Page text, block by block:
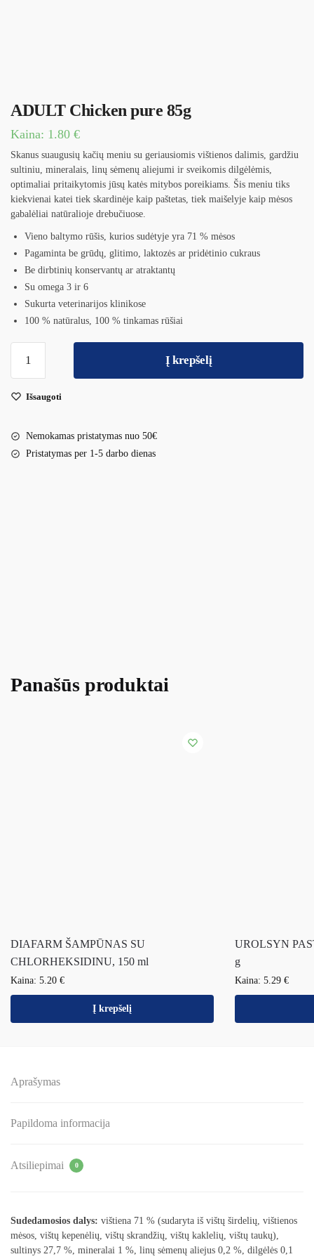
ADULT Chicken pure 85g
Kaina: 1.80 €
Skanus suaugusių kačių meniu su geriausiomis vištienos dalimis, gardžiu
sultiniu, mineralais, linų sėmenų aliejumi ir sveikomis dilgėlėmis,
optimaliai pritaikytomis jūsų katės mitybos poreikiams. Šis meniu tiks
kiekvienai katei tiek skardinėje kaip paštetas, tiek maišelyje kaip mėsos
gabalėliai natūralioje drebučiuose.
Vieno baltymo rūšis, kurios sudėtyje yra 71 % mėsos
Pagaminta be grūdų, glitimo, laktozės ar pridėtinio cukraus
Be dirbtinių konservantų ar atraktantų
Su omega 3 ir 6
Sukurta veterinarijos klinikose
100 % natūralus, 100 % tinkamas rūšiai
Į krepšelį
Išsaugoti
Nemokamas pristatymas nuo 50€
Pristatymas per 1-5 darbo dienas
Panašūs produktai
DIAFARM ŠAMPŪNAS SU
CHLORHEKSIDINU, 150 ml
Kaina: 5.20 €
Į krepšelį
UROLSYN
g
Kaina: 5.29 €
Aprašymas
Papildoma informacija
Atsiliepimai 0
Sudedamosios dalys: vištiena 71 % (sudaryta iš vištų širdelių, vištienos
mėsos, vištų kepenėlių, vištų skrandžių, vištų kaklelių, vištų taukų),
sultinys 27,7 %, mineralai 1 %, linų sėmenų aliejus 0,2 %, dilgėlės 0,1